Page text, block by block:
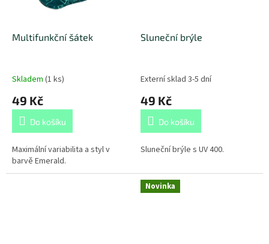
Multifunkční šátek
Skladem (1 ks)
49 Kč
Do košíku
Maximální variabilita a styl v
barvě Emerald.
Sluneční brýle
Externí sklad 3-5 dní
49 Kč
Do košíku
Sluneční brýle s UV 400.
Novinka